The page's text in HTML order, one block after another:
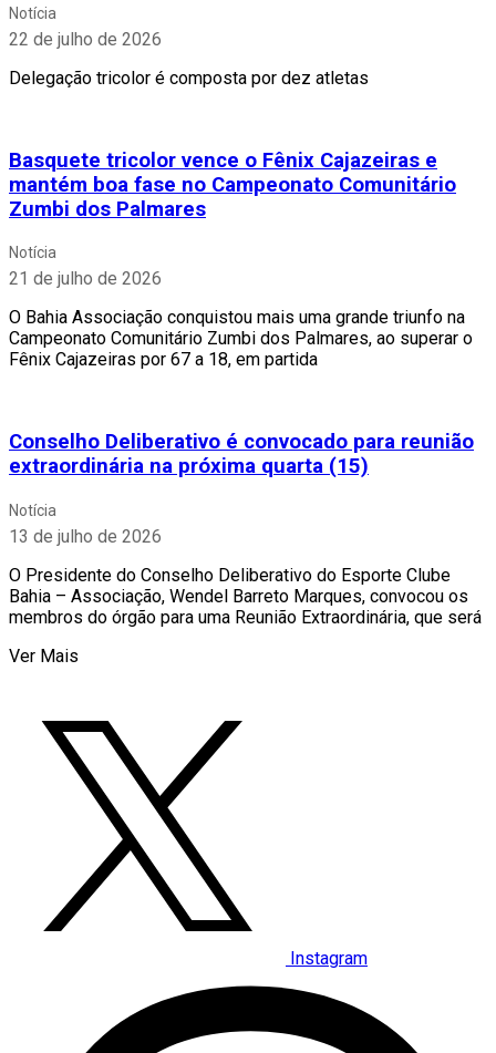
Notícia
22 de julho de 2026
Delegação tricolor é composta por dez atletas
Basquete tricolor vence o Fênix Cajazeiras e
mantém boa fase no Campeonato Comunitário
Zumbi dos Palmares
Notícia
21 de julho de 2026
O Bahia Associação conquistou mais uma grande triunfo na
Campeonato Comunitário Zumbi dos Palmares, ao superar o
Fênix Cajazeiras por 67 a 18, em partida
Conselho Deliberativo é convocado para reunião
extraordinária na próxima quarta (15)
Notícia
13 de julho de 2026
O Presidente do Conselho Deliberativo do Esporte Clube
Bahia – Associação, Wendel Barreto Marques, convocou os
membros do órgão para uma Reunião Extraordinária, que será
Ver Mais
Instagram